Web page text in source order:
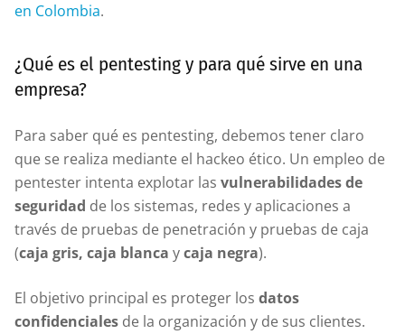
en Colombia.
¿Qué es el pentesting y para qué sirve en una
empresa?
Para saber qué es pentesting, debemos tener claro
que se realiza mediante el hackeo ético. Un empleo de
pentester intenta explotar las vulnerabilidades de
seguridad de los sistemas, redes y aplicaciones a
través de pruebas de penetración y pruebas de caja
(caja gris, caja blanca ycaja negra).
El objetivo principal es proteger los datos
confidenciales de la organización y de sus clientes.